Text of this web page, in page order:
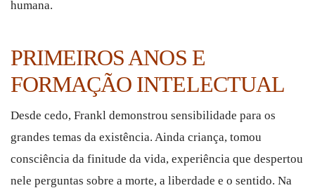
humana.
PRIMEIROS ANOS E
FORMAÇÃO INTELECTUAL
Desde cedo, Frankl demonstrou sensibilidade para os
grandes temas da existência. Ainda criança, tomou
consciência da finitude da vida, experiência que despertou
nele perguntas sobre a morte, a liberdade e o sentido. Na